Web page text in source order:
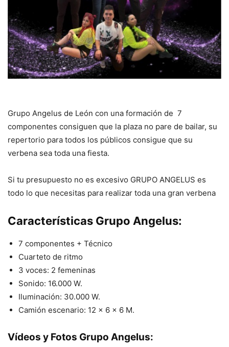
Grupo Angelus de León con una formación de 7
componentes consiguen que la plaza no pare de bailar, su
repertorio para todos los públicos consigue que su
verbena sea toda una fiesta.
Si tu presupuesto no es excesivo GRUPO ANGELUS es
todo lo que necesitas para realizar toda una gran verbena
Características Grupo Angelus:
7 componentes + Técnico
Cuarteto de ritmo
3 voces: 2 femeninas
Sonido: 16.000 W.
Iluminación: 30.000 W.
Camión escenario: 12 x 6 x 6 M.
Vídeos y Fotos Grupo Angelus: